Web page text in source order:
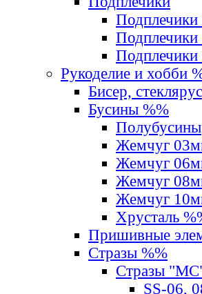
Рукоделие и хобби
Бисер,
Бусины %%
Полубусины
Жемчуг
Жемчуг
Жемчуг
Жемчуг
Хрусталь
Пришивные
Стразы %%
Стразы
SS-06,